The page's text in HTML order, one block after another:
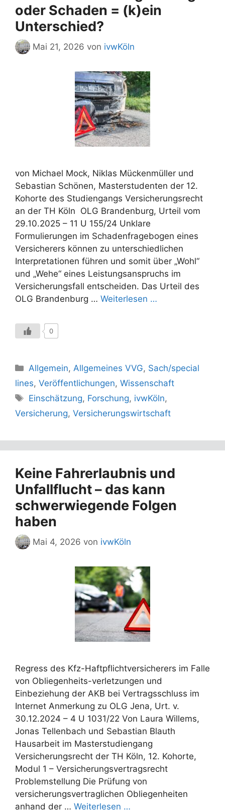
oder Schaden = (k)ein
Unterschied?
Mai 21, 2026 von ivwKöln
von Michael Mock, Niklas Mückenmüller und
Sebastian Schönen, Masterstudenten der 12.
Kohorte des Studiengangs Versicherungsrecht
an der TH Köln OLG Brandenburg, Urteil vom
29.10.2025 – 11 U 155/24 Unklare
Formulierungen im Schadenfragebogen eines
Versicherers können zu unterschiedlichen
Interpretationen führen und somit über „Wohl“
und „Wehe“ eines Leistungsanspruchs im
Versicherungsfall entscheiden. Das Urteil des
OLG Brandenburg … Weiterlesen …
0
Kategorien
Allgemein,Allgemeines VVG, Sach/special
lines, Veröffentlichungen, Wissenschaft
Schlagwörter
Einschätzung, Forschung, ivwKöln,
Versicherung, Versicherungswirtschaft
Keine Fahrerlaubnis und
Unfallflucht – das kann
schwerwiegende Folgen
haben
Mai 4, 2026 von ivwKöln
Regress des Kfz-Haftpflichtversicherers im Falle
von Obliegenheits-verletzungen und
Einbeziehung der AKB bei Vertragsschluss im
Internet Anmerkung zu OLG Jena, Urt. v.
30.12.2024 – 4 U 1031/22 Von Laura Willems,
Jonas Tellenbach und Sebastian Blauth
Hausarbeit im Masterstudiengang
Versicherungsrecht der TH Köln, 12. Kohorte,
Modul 1 – Versicherungsvertragsrecht
Problemstellung Die Prüfung von
versicherungsvertraglichen Obliegenheiten
anhand der … Weiterlesen …